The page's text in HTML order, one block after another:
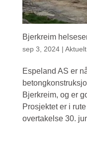
Bjerkreim
sep 3, 2024| Aktuelt
Espeland AS er
Bjerkreim, og er
Prosjektet er i
overtakelse 30.